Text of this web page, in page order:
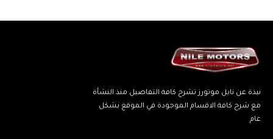
نبذة عن نايل موتورز تشرح كافة التفاصيل منذ النشأة
مع شرح كافة الاقسام الموجودة في الموقع بشكل
عام